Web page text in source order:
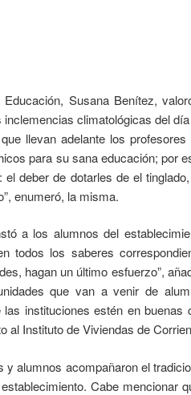
Susana Benítez,
climatológicas del
llevan adelante los
para su sana educación; por
deber de dotarles de el
enumeró, la misma.
a los alumnos del
todos los saberes
hagan un último esfuerzo”,
que van a venir de
instituciones estén en buenas
al Instituto de Viviendas de
alumnos acompañaron el
Cabe mencionar